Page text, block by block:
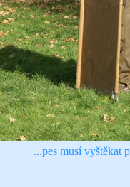
...pes musí vyštěkat